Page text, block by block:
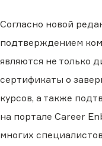
Согласно новой
подтверждением
являются не только
сертификаты о
курсов, а также
на портале Career
многих